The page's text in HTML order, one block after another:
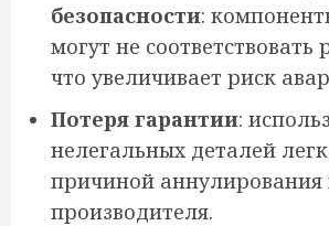
безопасности:
могут не соответствовать
что увеличивает риск
Потеря гарантии:
нелегальных деталей
причиной аннулирования
производителя.